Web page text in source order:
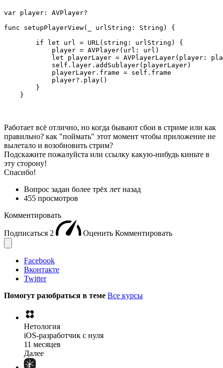
var player: AVPlayer?
func setupPlayerView(_ urlString: String) {
        if let url = URL(string: urlString) {
            player = AVPlayer(url: url)
let playerLayer = AVPlayerLayer(player:
            self.layer.addSublayer(playerLayer)
            playerLayer.frame = self.frame
            player?.play()
        }
    }
Работает всё отлично, но когда бывают сбои в стриме или как
правильно? как "поймать" этот момент чтобы приложение не
вылетало и возобновить стрим?
Подскажите пожалуйста или ссылку какую-нибудь киньте в
эту сторону!
Спасибо!
Вопрос задан более трёх лет назад
455 просмотров
Комментировать
Подписаться 2 Оценить Комментировать
Facebook
Вконтакте
Twitter
Помогут разобраться в теме Все курсы
Нетология
iOS-разработчик с нуля
11 месяцев
Далее